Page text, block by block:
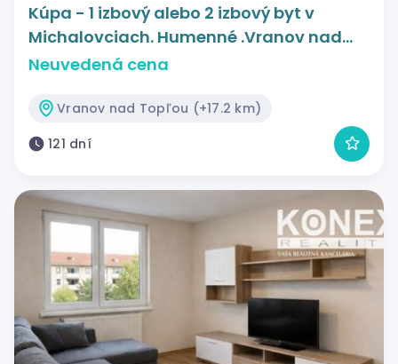
Kúpa - 1 izbový alebo 2 izbový byt v
Michalovciach. Humenné .Vranov nad
Topľou
Neuvedená cena
Vranov nad Topľou (+17.2 km)
121 dní